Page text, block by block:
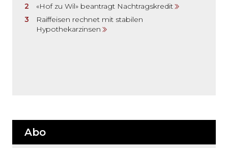
«Hof zu Wil» beantragt Nachtragskredit
Raiffeisen rechnet mit stabilen
Hypothekarzinsen
Abo